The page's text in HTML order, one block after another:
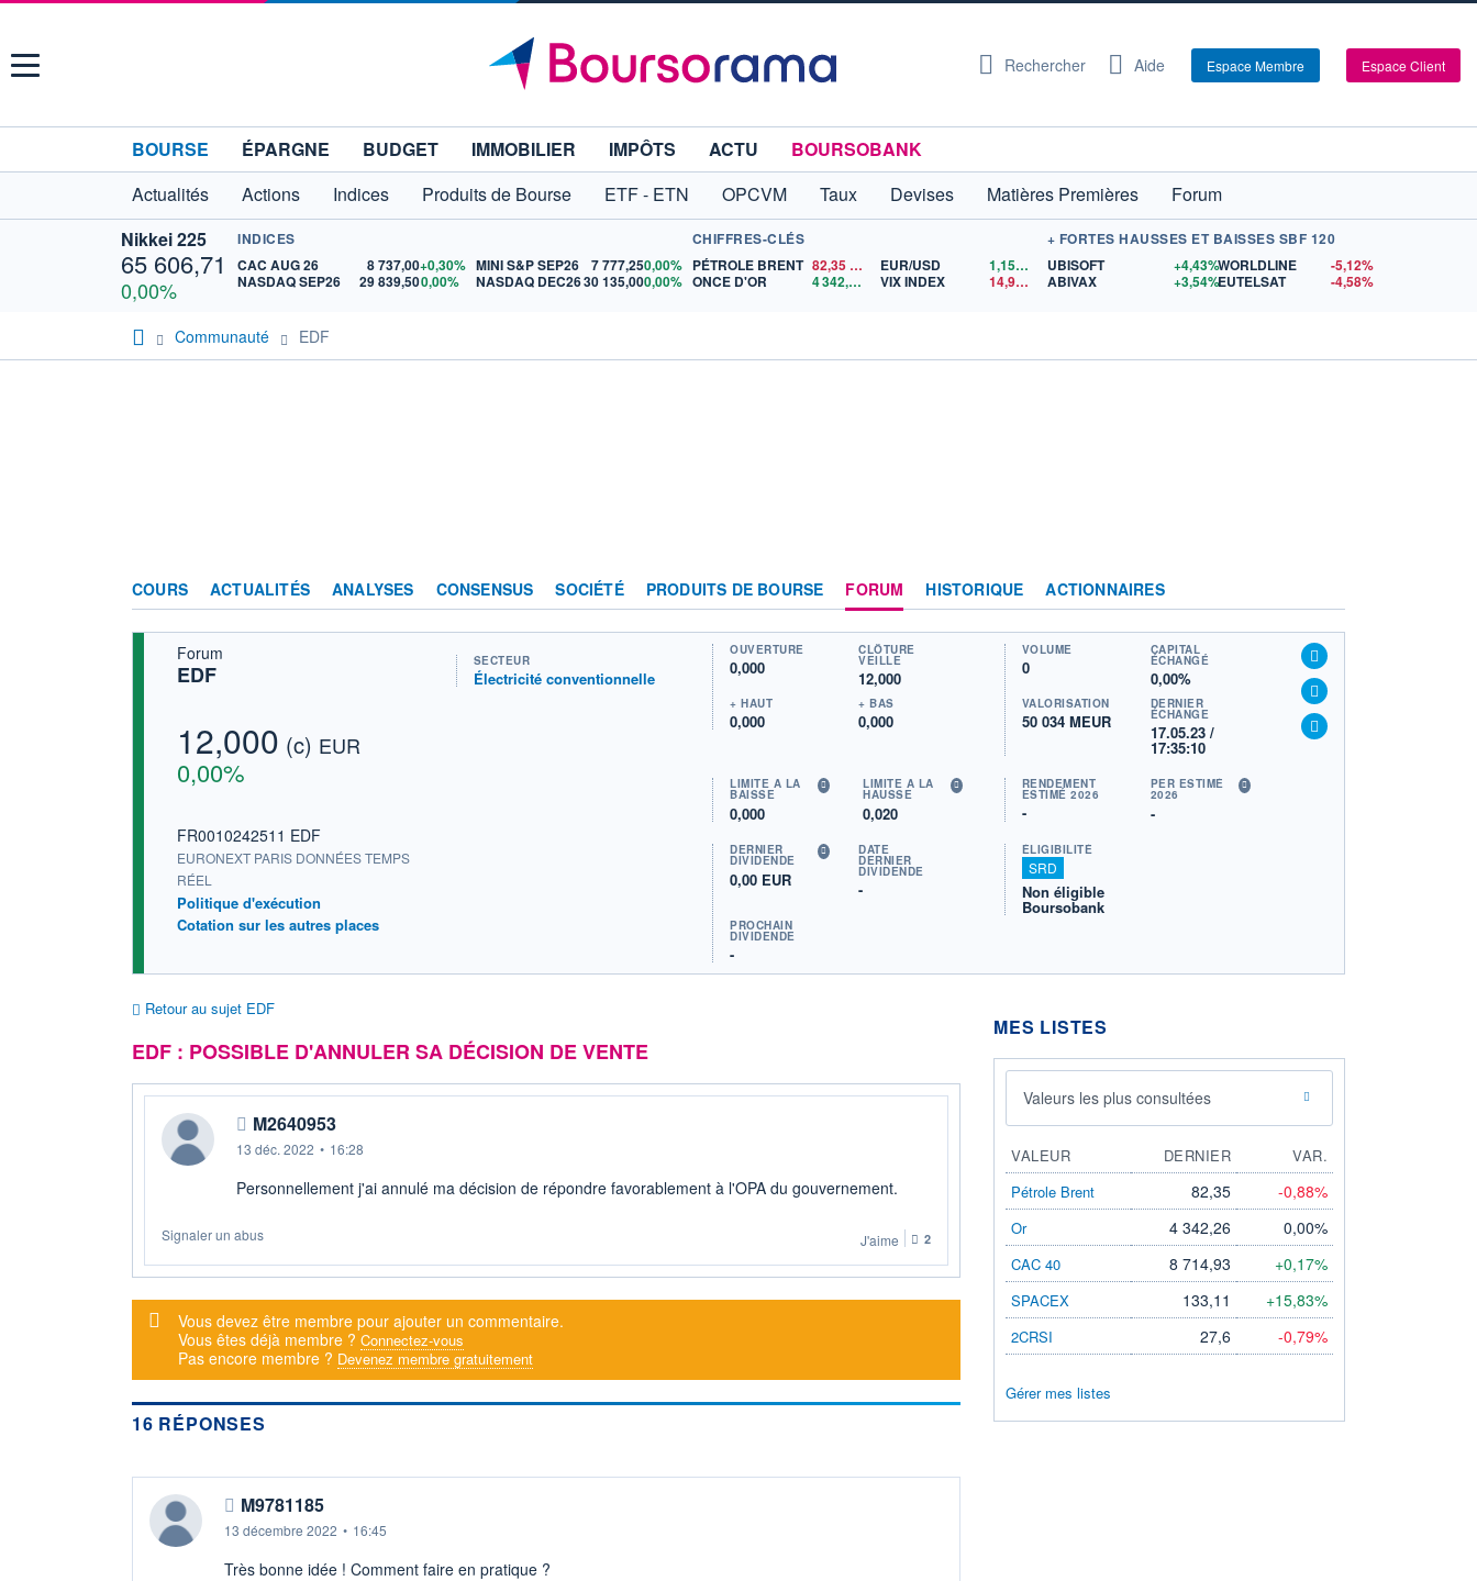
Menu Rechercher Aide Espace Membre Espace Client
BOURSE ÉPARGNE BUDGET IMMOBILIER IMPÔTS ACTU
BOURSOBANK
Actualités
Actions Indices Produits de Bourse ETF - ETN OPCVM Taux Devises Matières Premières
Forum
Nikkei 225
65 606,71
0,00%
INDICES
CAC AUG 26
8 737,00+0,30%
NASDAQ SEP26
29 839,500,00%
MINI S&P SEP26 7 777,250,00%
NASDAQ DEC2630 135,000,00%
CHIFFRES-CLÉS
PÉTROLE BRENT 82,35
ONCE D'OR
4 342,26 $US
EUR/USD 1,1559
$US
VIX INDEX
14,90$US
+ FORTES HAUSSES ET BAISSES SBF 120
UBISOFT
+4,43%
ABIVAX
+3,54%
WORLDLINE
-5,12%
EUTELSAT
-4,58%
Communauté EDF
COURS ACTUALITÉS ANALYSES CONSENSUS SOCIÉTÉ PRODUITS DE BOURSE FORUM HISTORIQUE ACTIONNAIRES
Forum
EDF
12,000 (c) EUR
0,00%
FR0010242511 EDF
EURONEXT PARIS DONNÉES TEMPS
RÉEL
Politique d'exécution
Cotation sur les autres places
SECTEUR
Électricité conventionnelle
OUVERTURE
0,000
CLÔTURE
VEILLE
12,000
+ HAUT
0,000
+ BAS
0,000
VOLUME
0
CAPITAL
ÉCHANGÉ
0,00%
VALORISATION
50 034 MEUR
DERNIER
ÉCHANGE
17.05.23 /
17:35:10
LIMITE À LA
BAISSE
0,000
LIMITE À LA
HAUSSE
0,020
RENDEMENT
ESTIMÉ 2026
-
PER ESTIMÉ
2026
-
DERNIER
DIVIDENDE
0,00 EUR
DATE
DERNIER
DIVIDENDE
-
PROCHAIN
DIVIDENDE
-
ÉLIGIBILITÉ
SRD
Non éligible
Boursobank
Retour au sujet EDF
EDF : POSSIBLE D'ANNULER SA DÉCISION DE VENTE
M2640953
13 déc. 2022 • 16:28
Personnellement j'ai annulé ma décision de répondre favorablement à l'OPA du gouvernement.
Signaler un abus J'aime 2
Message d'alerte
Vous devez être membre pour ajouter un commentaire.
Vous êtes déjà membre ? Connectez-vous
Pas encore membre ? Devenez membre gratuitement
16 RÉPONSES
M9781185
13 décembre 2022 • 16:45
Très bonne idée ! Comment faire en pratique ?
MES LISTES
Valeurs les plus consultées
VALEUR DERNIER
VAR.
Pétrole Brent
82,35 -0,88%
Or 4 342,26 0,00%
CAC 40 8 714,93 +0,17%
SPACEX 133,11 +15,83%
2CRSI 27,6 -0,79%
Gérer mes listes